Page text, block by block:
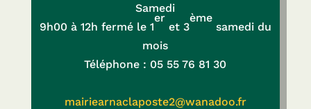
Samedi
9h00 à 12h fermé le 1
er
et 3
ème
samedidu
mois
Téléphone : 05 55 76 81 30
mairiearnaclaposte2@wanadoo.fr